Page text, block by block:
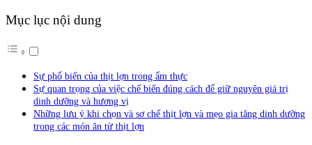
Mục lục nội dung
Sự phổ biến của thịt lợn trong ẩm thực
Sự quan trọng của việc chế biến đúng cách để giữ nguyên giá trị
dinh dưỡng và hương vị
Những lưu ý khi chọn và sơ chế thịt lợn và mẹo gia tăng dinh dưỡng
trong các món ăn từ thịt lợn